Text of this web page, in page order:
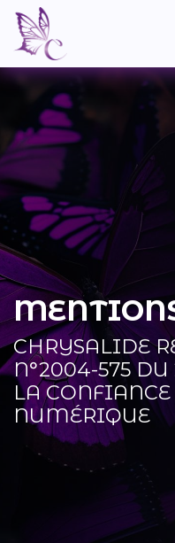
CHRYSALIDE
N°2004-575
LA
NUMÉRIQUE